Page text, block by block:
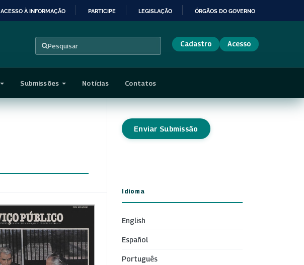
ACESSO À INFORMAÇÃO PARTICIPE LEGISLAÇÃO ÓRGÃOS DO GOVERNO
Pesquisar Cadastro Acesso
Submissões Notícias Contatos
Enviar Submissão
Idioma
English
Español
Português